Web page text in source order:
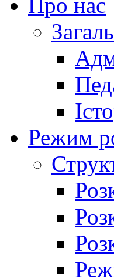
Про нас
Режим